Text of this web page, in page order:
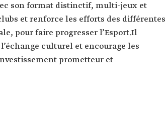
son format distinctif, multi-jeux et
et renforce les efforts des différentes
pour faire progresser l’Esport.Il
culturel et encourage les
prometteur et